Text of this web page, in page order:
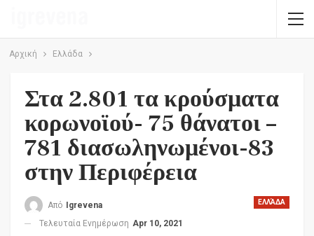
Αρχική Ελλάδα
Στα 2.801 τα κρούσματα
κορωνοϊού- 75 θάνατοι –
781 διασωληνωμένοι-83
στην Περιφέρεια
ΕΛΛΆΔΑ
Από Igrevena
Τελευταία Ενημέρωση Apr 10, 2021